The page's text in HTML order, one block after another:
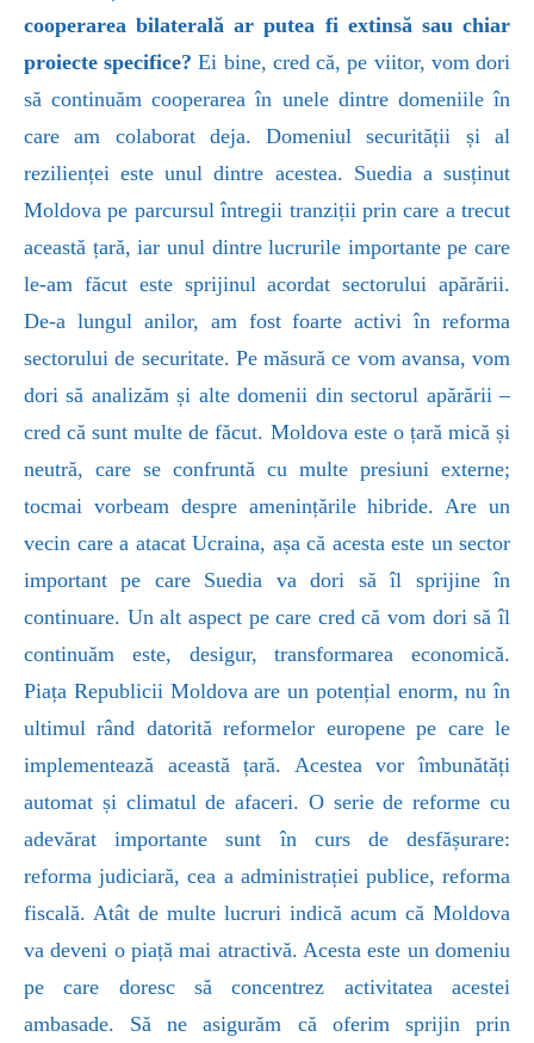
cooperarea bilaterală ar putea fi extinsă sau chiar
proiecte specifice?Ei bine, cred că, pe viitor, vom dori
să continuăm cooperarea în unele dintre domeniile în
care am colaborat deja. Domeniul securității și al
rezilienței este unul dintre acestea. Suedia a susținut
Moldova pe parcursul întregii tranziții prin care a trecut
această țară, iar unul dintre lucrurile importante pe care
le-am făcut este sprijinul acordat sectorului apărării.
De-a lungul anilor, am fost foarte activi în reforma
sectorului de securitate. Pe măsură ce vom avansa, vom
dori să analizăm și alte domenii din sectorul apărării –
cred că sunt multe de făcut. Moldova este o țară mică și
neutră, care se confruntă cu multe presiuni externe;
tocmai vorbeam despre amenințările hibride. Are un
vecin care a atacat Ucraina, așa că acesta este un sector
important pe care Suedia va dori să îl sprijine în
continuare. Un alt aspect pe care cred că vom dori să îl
continuăm este, desigur, transformarea economică.
Piața Republicii Moldova are un potențial enorm, nu în
ultimul rând datorită reformelor europene pe care le
implementează această țară. Acestea vor îmbunătăți
automat și climatul de afaceri. O serie de reforme cu
adevărat importante sunt în curs de desfășurare:
reforma judiciară, cea a administrației publice, reforma
fiscală. Atât de multe lucruri indică acum că Moldova
va deveni o piață mai atractivă. Acesta este un domeniu
pe care doresc să concentrez activitatea acestei
ambasade. Să ne asigurăm că oferim sprijin prin